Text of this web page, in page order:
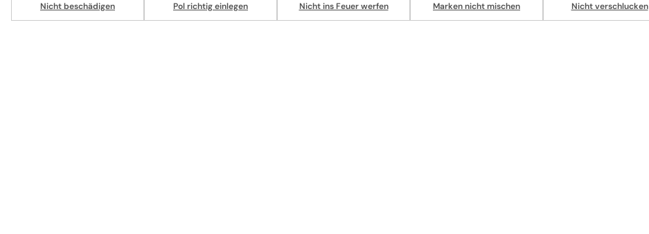
Nicht beschädigen Pol richtig einlegen Nicht ins Feuer werfen Marken nicht mischen Nicht verschlucken